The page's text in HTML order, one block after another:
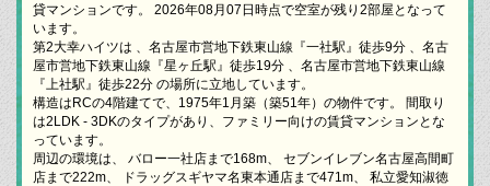
貸マンションです。 2026年08月07日時点で空室が残り2部屋となって
います。
第2大幸ハイツは 、名古屋市営地下鉄東山線『一社駅』徒歩9分 、名古
屋市営地下鉄東山線『星ヶ丘駅』徒歩19分 、名古屋市営地下鉄東山線
『上社駅』徒歩22分 の場所に立地しています。
構造はRCの4階建てで、1975年1月築（築51年）の物件です。 間取り
は2LDK - 3DKのタイプがあり、ファミリー向けの賃貸マンションとな
っています。
周辺の環境は、 バロー一社店まで168m、 セブンイレブン名古屋高間町
店まで222m、 ドラッグスギヤマ名東本通店まで471m、 私立愛知淑徳